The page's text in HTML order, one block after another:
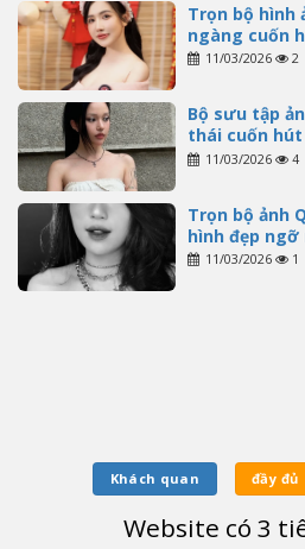
Trọn bộ hình
ngàng cuốn
11/03/2026 2
Bộ sưu tập
thái cuốn hút
11/03/2026 4
Trọn bộ ảnh
hình đẹp ngỡ
11/03/2026 1
Khách quan đầy đủ
Website có 3